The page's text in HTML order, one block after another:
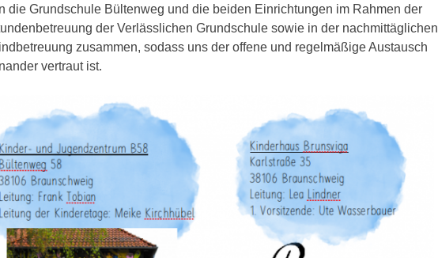
die Grundschule Bültenweg und die beiden Einrichtungen im Rahmen der
der Verlässlichen Grundschule sowie in der nachmittäglichen
zusammen, sodass uns der offene und regelmäßige Austausch
vertraut ist.